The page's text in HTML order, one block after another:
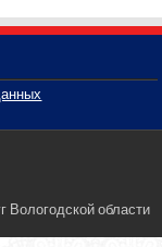
Вологодской области